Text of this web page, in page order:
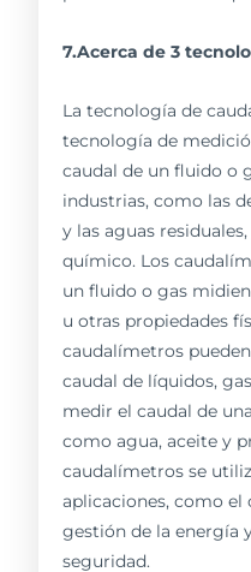
7.Acerca de 3
La tecnología de
tecnología de
caudal de un fluido o
industrias, como las
y las aguas
químico. Los
un fluido o gas
u otras propiedades
caudalímetros
caudal de líquidos,
medir el caudal de
como agua, aceite y
caudalímetros se
aplicaciones, como el
gestión de la energía
seguridad.